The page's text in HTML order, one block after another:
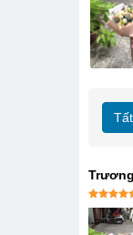
Được xếp
hạng55
sao